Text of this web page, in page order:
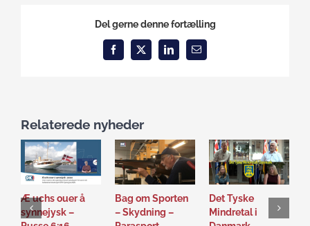
Del gerne denne fortælling
Facebook
X LinkedInEmail
Relaterede nyheder
Æ uchs ouer å
synnejysk –
Bag om Sporten
– Skydning –
Det Tyske
Mindretal i